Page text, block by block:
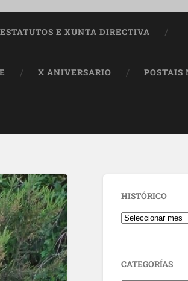
ESTATUTOS E XUNTA DIRECTIVA
X ANIVERSARIO POSTAIS
HISTÓRICO
CATEGORÍAS